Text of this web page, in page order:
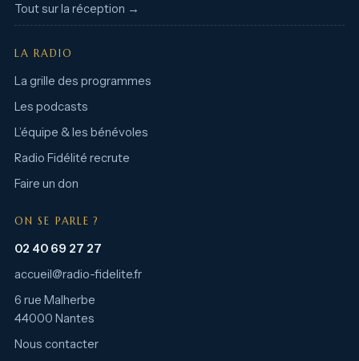
Tout sur la réception →
LA RADIO
La grille des programmes
Les podcasts
L’équipe & les bénévoles
Radio Fidélité recrute
Faire un don
ON SE PARLE ?
02 40 69 27 27
accueil@radio-fidelite.fr
6 rue Malherbe
44000 Nantes
Nous contacter